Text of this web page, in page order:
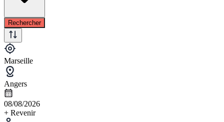
Rechercher
Marseille
Angers
08/08/2026
+ Revenir